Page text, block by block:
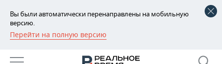
Вы были автоматически перенаправлены на мобильную
версию.
Перейти на полную версию
РЕГИОНЫ
БАШКОРТОСТАН
НОВОСТИ